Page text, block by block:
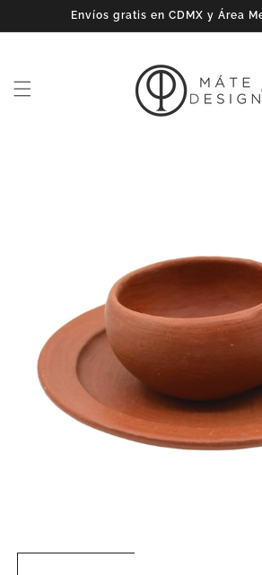
directamente
al contenido
Envíos gratis en CDMX y Área